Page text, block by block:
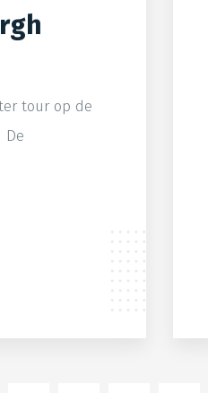
tour op de
De